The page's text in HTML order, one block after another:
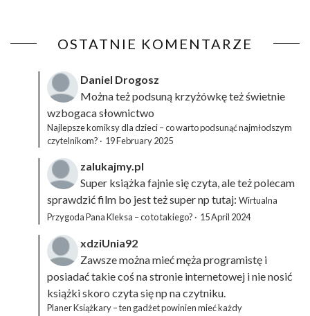
OSTATNIE KOMENTARZE
Daniel Drogosz
Można też podsuną krzyżówkęteż świetnie
wzbogaca słownictwo
Najlepsze komiksy dla dzieci – co warto podsunąć najmłodszym
czytelnikom? · 19 February 2025
zalukajmy.pl
Super książka fajnie się czyta, ale też polecam
sprawdzić film bo jest też super np tutaj: Wirtualna
Przygoda Pana Kleksa – co to takiego? · 15 April 2024
xdziUnia92
Zawsze można mieć męża programistę i
posiadać takie coś na stronie internetowej i nie nosić
książki skoro czyta się np na czytniku.
Planer Książkary – ten gadżet powinien mieć każdy